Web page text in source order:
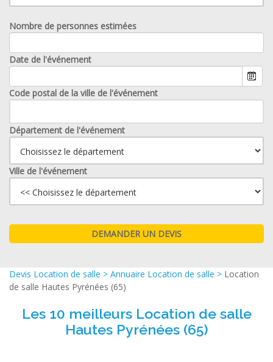
Nombre de personnes estimées
Date de l'événement
Code postal de la ville de l'événement
Département de l'événement
Ville de l'événement
Devis Location de salle > Annuaire Location de salle > Location
de salle Hautes Pyrénées (65)
Les 10 meilleurs Location de salle
Hautes Pyrénées (65)